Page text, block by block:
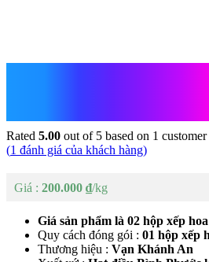
Rated 5.00 out of 5 based on 1
(1 đánh giá của khách hàng)
200.000 ₫
Giá sản phẩm là 02 hộp xếp hoa
Quy cách đóng gói : 01 hộp xếp
Thương hiệu : Vạn Khánh An